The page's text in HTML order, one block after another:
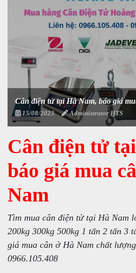
Cân điện tử tại Hà Nam, báo giá
15/08/2023 Administrator HTS
Cân điện tử
báo giá mua
Nam
Tìm mua cân điện tử tại Hà Nam
200kg 300kg 500kg 1 tấn 2 tấn 3
giá mua cân ở Hà Nam chất
0966.105.408